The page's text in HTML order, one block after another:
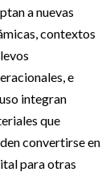
a nuevas
contextos
e
integran
que
convertirse en
para otras